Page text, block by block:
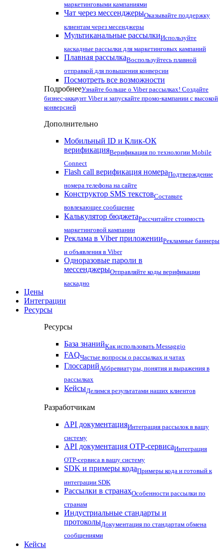
маркетинговыми кампаниями
Чат через мессенджерыОказывайте поддержку
клиентам через месенджеры
Мультиканальные рассылкиИспользуйте
каскадные рассылки для маркетинговых кампаний
Плавная рассылкаВоспользуйтесь плавной
отправкой для повышения конверсии
Посмотреть все возможности
ПодробнееУзнайте больше о Viber рассылках! Создайте
бизнес-аккаунт Viber и запускайте промо-кампании с высокой
конверсией
Дополнительно
Мобильный ID и Клик-ОК
верификацияВерификация по технологии Mobile
Connect
Flash call верификация номераПодтверждение
номера телефона на сайте
Конструктор SMS текстовСоставьте
вовлекающее сообщение
Калькулятор бюджетаРассчитайте стоимость
маркетинговой кампании
Реклама в Viber приложенииРекламные баннеры
и объявления в Viber
Одноразовые пароли в
мессенджерыОтправляйте коды верификации
каскадно
Цены
Интеграции
Ресурсы
Ресурсы
База знанийКак использовать Messaggio
FAQЧастые вопросы о рассылках и чатах
ГлоссарийАббревиатуры, понятия и выражения в
рассылках
КейсыДелимся результатами наших клиентов
Разработчикам
API документацияИнтеграция рассылок в вашу
систему
API документация OTP-сервисаИнтеграция
OTP-сервиса в вашу систему
SDK и примеры кодаПримеры кода и готовый к
интеграции SDK
Рассылки в странахОсобенности рассылки по
странам
Индустриальные стандарты и
протоколыДокументация по стандартам обмена
сообщениями
Кейсы